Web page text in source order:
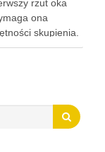
rzut oka
ona
skupienia.